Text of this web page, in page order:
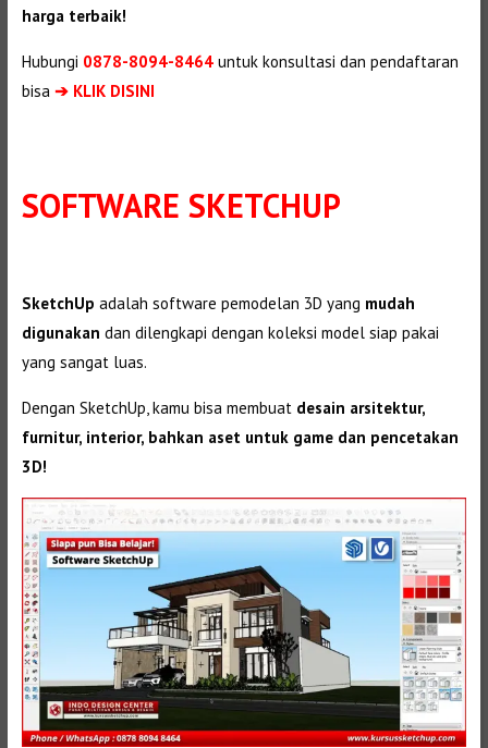
harga terbaik!
Hubungi 0878-8094-8464untuk konsultasi dan pendaftaran
bisa ➔ KLIK DISINI
SOFTWARE SKETCHUP
SketchUp adalah software pemodelan 3D yang mudah
digunakan dan dilengkapi dengan koleksi model siap pakai
yang sangat luas.
Dengan SketchUp, kamu bisa membuat desain arsitektur,
furnitur, interior, bahkan aset untuk game dan pencetakan
3D!